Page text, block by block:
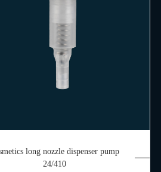
long nozzle dispenser pump
24/410